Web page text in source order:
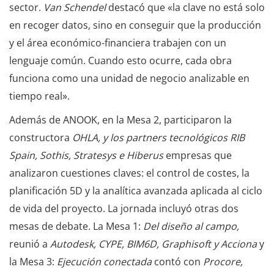
sector. Van Schendeldestacó que «la clave no está solo
en recoger datos, sino en conseguir que la producción
y el área económico-financiera trabajen con un
lenguaje común. Cuando esto ocurre, cada obra
funciona como una unidad de negocio analizable en
tiempo real».
Además de ANOOK, en la Mesa 2, participaron la
constructora OHLA, y los partners tecnológicos RIB
Spain, Sothis, Stratesys e Hiberusempresas que
analizaron cuestiones claves: el control de costes, la
planificación 5D y la analítica avanzada aplicada al ciclo
de vida del proyecto. La jornada incluyó otras dos
mesas de debate. La Mesa 1: Del diseño al campo,
reunió a Autodesk, CYPE, BIM6D, Graphisoft y Accionay
la Mesa 3: Ejecución conectadacontó con Procore,